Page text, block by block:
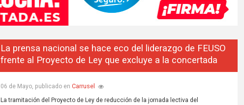
La prensa nacional se hace eco del liderazgo de FEUSO
frente al Proyecto de Ley que excluye a la concertada
06 de Mayo, publicado en Carrusel
La tramitación del Proyecto de Ley de reducción de la jornada lectiva del